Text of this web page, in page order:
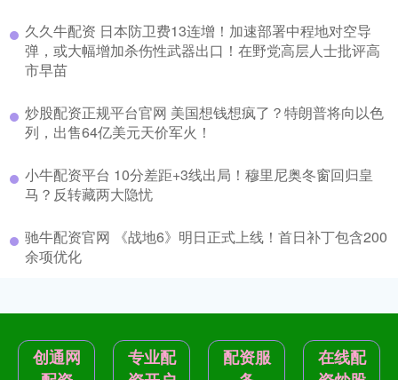
久久牛配资 日本防卫费13连增！加速部署中程地对空导
弹，或大幅增加杀伤性武器出口！在野党高层人士批评高
市早苗
炒股配资正规平台官网 美国想钱想疯了？特朗普将向以色
列，出售64亿美元天价军火！
小牛配资平台 10分差距+3线出局！穆里尼奥冬窗回归皇
马？反转藏两大隐忧
驰牛配资官网 《战地6》明日正式上线！首日补丁包含200
余项优化
创通网
专业配
配资服
在线配